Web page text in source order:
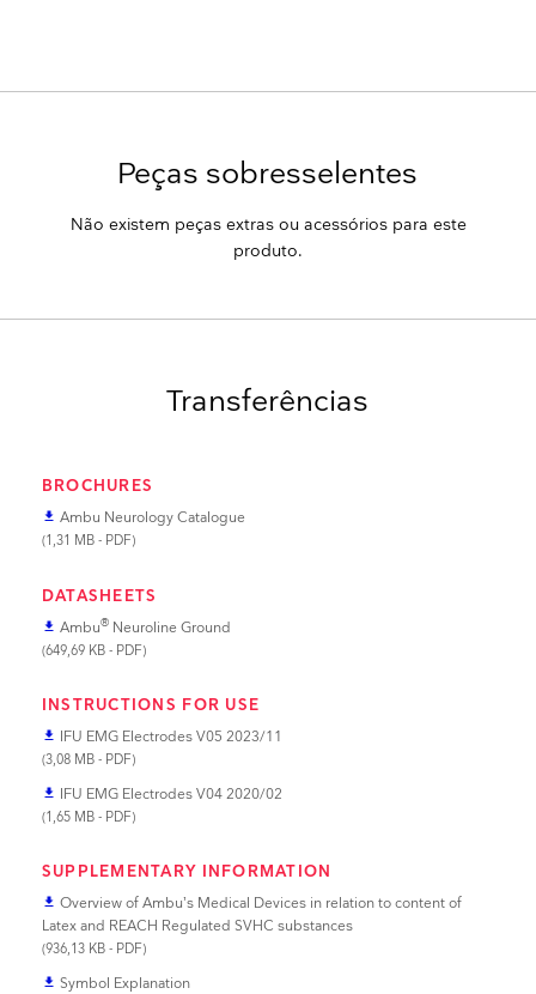
Peças sobresselentes
Não existem peças extras ou acessórios para este
produto.
Transferências
BROCHURES
file_download Ambu Neurology Catalogue
(1,31 MB - PDF)
DATASHEETS
file_download Ambu®Neuroline Ground
(649,69 KB - PDF)
INSTRUCTIONS FOR USE
file_download IFU EMG Electrodes V05 2023/11
(3,08 MB - PDF)
file_download IFU EMG Electrodes V04 2020/02
(1,65 MB - PDF)
SUPPLEMENTARY INFORMATION
file_download Overview of Ambu’s Medical Devices in relation to content of
Latex and REACH Regulated SVHC substances
(936,13 KB - PDF)
file_download Symbol Explanation